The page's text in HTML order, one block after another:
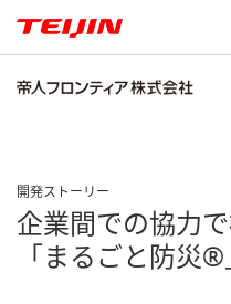
開発ストーリー
企業間での協力
「まるごと防災®︎